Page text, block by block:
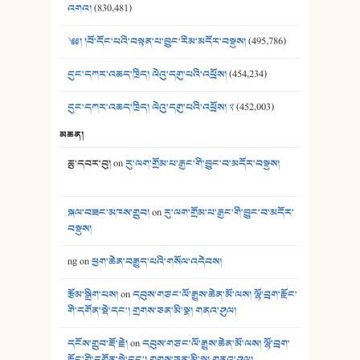
འགའ།(830,481)
༄༅། །བོ་དོང་པའི་བསྟན་པ་བྱུང་རིམ་མདོར་བསྡུས།(495,786)
དུང་དཀར་འཆད་ཁྲིད། ལེའུ་དགུ་པའི་འཕྲོས།(454,234)
དུང་དཀར་འཆད་ཁྲིད། ལེའུ་དགུ་པའི་འཕྲོས། ༢(452,003)
མཆན།
ཆུ་དབར་བུ།onརུ་ལག་གྲོམ་པ་རྒྱང་གི་བྱུང་བ་མདོར་བསྡུས།
སྐལ་བཟང་མཁས་གྲུབ།onརུ་ལག་གྲོམ་པ་རྒྱང་གི་བྱུང་བ་མདོར་
བསྡུས།
ngonཕྱག་ཆེན་བརྒྱུད་པའི་གསོལ་འདེབས།
རྩོམ་སྒྲིག་པས།onདབུས་གཙང་ལོ་རྒྱུས་ཆེན་མོ་ལས། ལྷོ་བྲག་རྫོང་
གི་དགོན་སྡེ་དང་། གྲགས་ཅན་མི་སྣ། གནའ་ཤུལ།
དངོས་གྲུབ་རྡོ་རྗེ།onདབུས་གཙང་ལོ་རྒྱུས་ཆེན་མོ་ལས། ལྷོ་བྲག་